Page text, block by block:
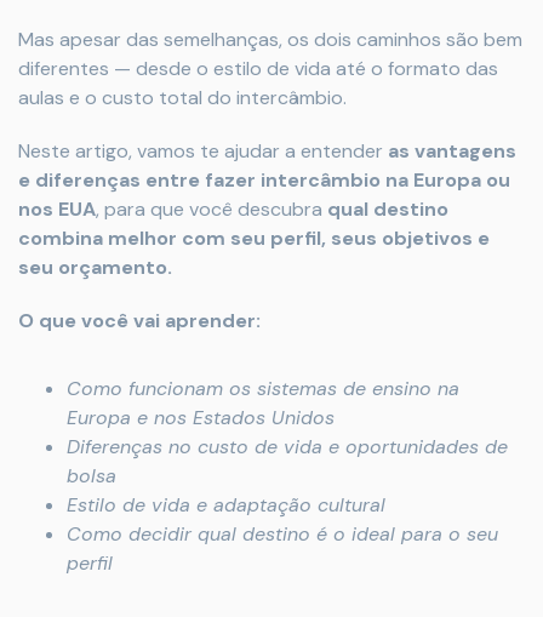
Mas apesar das semelhanças, os dois caminhos são bem
diferentes — desde o estilo de vida até o formato das
aulas e o custo total do intercâmbio.
Neste artigo, vamos te ajudar a entender as vantagens
e diferenças entre fazer intercâmbio na Europa ou
nos EUA, para que você descubra qual destino
combina melhor com seu perfil, seus objetivos e
seu orçamento.
O que você vai aprender:
Como funcionam os sistemas de ensino na
Europa e nos Estados Unidos
Diferenças no custo de vida e oportunidades de
bolsa
Estilo de vida e adaptação cultural
Como decidir qual destino é o ideal para o seu
perfil